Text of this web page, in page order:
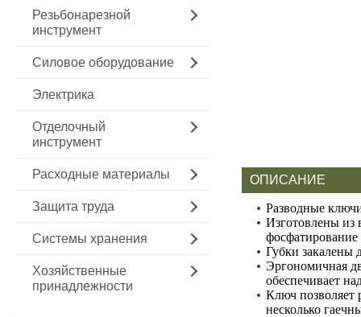
Резьбонарезной
инструмент
Силовое оборудование
Электрика
Отделочный
инструмент
Расходные материалы
Защита труда
Системы хранения
Хозяйственные
принадлежности
ОПИСАНИЕ
Разводные
Изготовлены из
фосфатирование
Губки закалены
Эргономичная
обеспечивает
Ключ позволяет
несколько